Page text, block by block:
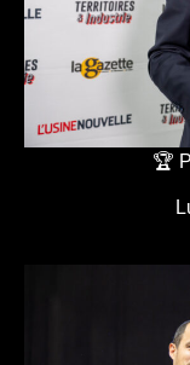
🏆